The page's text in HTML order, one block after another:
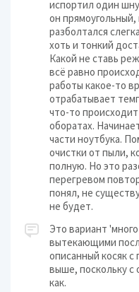
испортил один
он
разболтался
хоть и тонкий
Какой не ставь
всё равно
работы какое-то
отрабатывает
что-то
оборатах.
части ноутбука.
очистки от пыли,
полную. Но это
перегревом
понял, не
не будет.
Это вариант
вытекающими
описанный косяк
выше, поскольку с
как.